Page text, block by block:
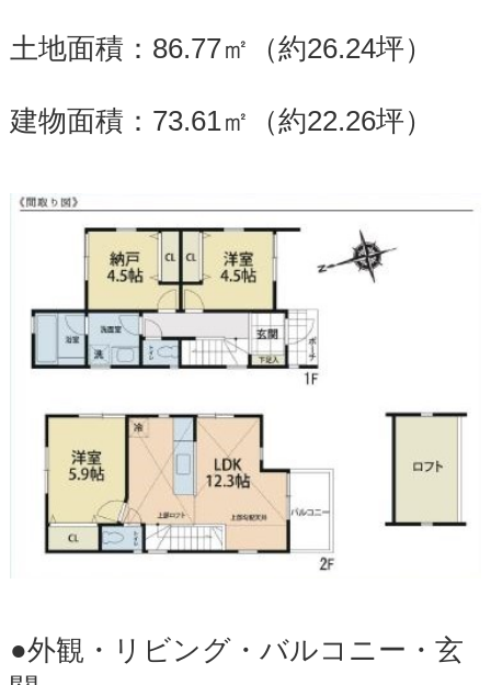
土地面積：86.77㎡（約26.24坪）
建物面積：73.61㎡（約22.26坪）
●外観・リビング・バルコニー・玄